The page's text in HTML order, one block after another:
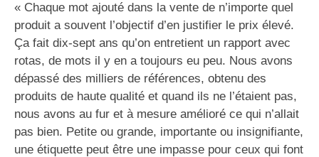
« Chaque mot ajouté dans la vente de n’importe quel
produit a souvent l’objectif d’en justifier le prix élevé.
Ça fait dix-sept ans qu’on entretient un rapport avec
rotas, de mots il y en a toujours eu peu. Nous avons
dépassé des milliers de références, obtenu des
produits de haute qualité et quand ils ne l’étaient pas,
nous avons au fur et à mesure amélioré ce qui n’allait
pas bien. Petite ou grande, importante ou insignifiante,
une étiquette peut être une impasse pour ceux qui font